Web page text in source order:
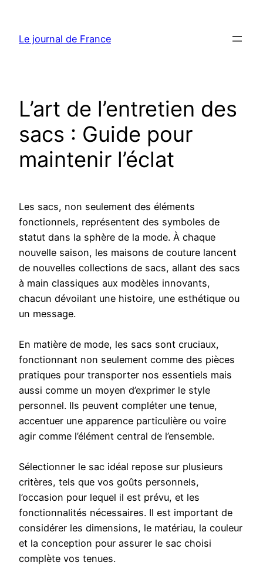
contenu
Le journal de France
L’art de l’entretien des
sacs : Guide pour
maintenir l’éclat
Les sacs, non seulement des éléments
fonctionnels, représentent des symboles de
statut dans la sphère de la mode. À chaque
nouvelle saison, les maisons de couture lancent
de nouvelles collections de sacs, allant des sacs
à main classiques aux modèles innovants,
chacun dévoilant une histoire, une esthétique ou
un message.
En matière de mode, les sacs sont cruciaux,
fonctionnant non seulement comme des pièces
pratiques pour transporter nos essentiels mais
aussi comme un moyen d’exprimer le style
personnel. Ils peuvent compléter une tenue,
accentuer une apparence particulière ou voire
agir comme l’élément central de l’ensemble.
Sélectionner le sac idéal repose sur plusieurs
critères, tels que vos goûts personnels,
l’occasion pour lequel il est prévu, et les
fonctionnalités nécessaires. Il est important de
considérer les dimensions, le matériau, la couleur
et la conception pour assurer le sac choisi
complète vos tenues.